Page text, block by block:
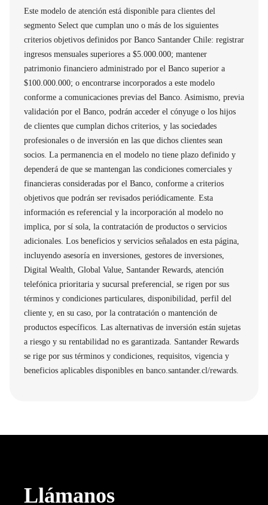
Este modelo de atención está disponible para clientes del
segmento Select que cumplan uno o más de los siguientes
criterios objetivos definidos por Banco Santander Chile: registrar
ingresos mensuales superiores a $5.000.000; mantener
patrimonio financiero administrado por el Banco superior a
$100.000.000; o encontrarse incorporados a este modelo
conforme a comunicaciones previas del Banco. Asimismo, previa
validación por el Banco, podrán acceder el cónyuge o los hijos
de clientes que cumplan dichos criterios, y las sociedades
profesionales o de inversión en las que dichos clientes sean
socios. La permanencia en el modelo no tiene plazo definido y
dependerá de que se mantengan las condiciones comerciales y
financieras consideradas por el Banco, conforme a criterios
objetivos que podrán ser revisados periódicamente. Esta
información es referencial y la incorporación al modelo no
implica, por sí sola, la contratación de productos o servicios
adicionales. Los beneficios y servicios señalados en esta página,
incluyendo asesoría en inversiones, gestores de inversiones,
Digital Wealth, Global Value, Santander Rewards, atención
telefónica prioritaria y sucursal preferencial, se rigen por sus
términos y condiciones particulares, disponibilidad, perfil del
cliente y, en su caso, por la contratación o mantención de
productos específicos. Las alternativas de inversión están sujetas
a riesgo y su rentabilidad no es garantizada. Santander Rewards
se rige por sus términos y condiciones, requisitos, vigencia y
beneficios aplicables disponibles en banco.santander.cl/rewards.
Llámanos